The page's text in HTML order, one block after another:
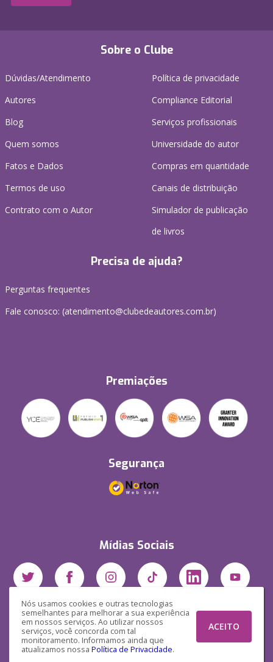
Nós usamos cookies e outras tecnologias
semelhantes para melhorar a sua experiência
em nossos serviços. Ao utilizar nossos
serviços, você concorda com tal
monitoramento. Informamos ainda que
atualizamos nossa Política de Privacidade.
ACEITO
Sobre o Clube
Dúvidas/Atendimento
Autores
Blog
Quem somos
Fatos e Dados
Termos de uso
Contrato com o Autor
Política de privacidade
Compliance Editorial
Serviços profissionais
Universidade do autor
Compras em quantidade
Canais de distribuição
Simulador de publicação
de livros
Precisa de ajuda?
Perguntas frequentes
Fale conosco: (atendimento@clubedeautores.com.br)
Premiações
Segurança
Mídias Sociais